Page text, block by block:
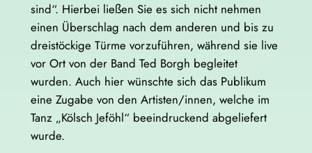
sind“. Hierbei ließen Sie es sich nicht nehmen
einen Überschlag nach dem anderen und bis zu
dreistöckige Türme vorzuführen, während sie live
vor Ort von der Band Ted Borgh begleitet
wurden. Auch hier wünschte sich das Publikum
eine Zugabe von den Artisten/innen, welche im
Tanz „Kölsch Jeföhl“ beeindruckend abgeliefert
wurde.